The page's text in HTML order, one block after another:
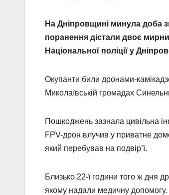
На Дніпровщині минула доба
поранення дістали двоє
Національної поліції у
Окупанти били дронами-
Миколаївській громадах
Пошкоджень зазнала цивільна
FPV-дрон влучив у приватне
який перебував на подвір’ї.
Близько 22-ї години того ж дня
якому надали медичну допомогу.